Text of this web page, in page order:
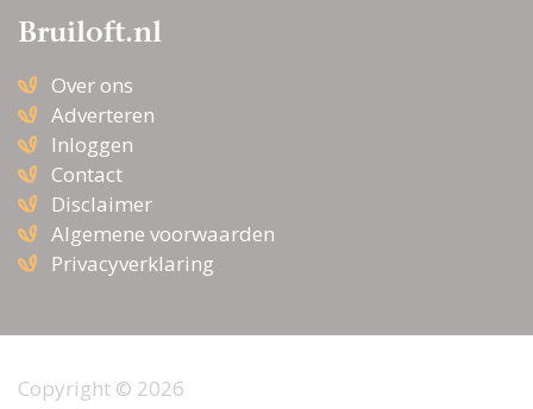
Bruiloft.nl
Over ons
Adverteren
Inloggen
Contact
Disclaimer
Algemene voorwaarden
Privacyverklaring
Copyright © 2026